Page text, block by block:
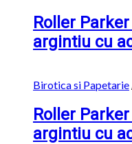
Roller
argintiu cu
Birotica si Papetarie
Roller
argintiu cu